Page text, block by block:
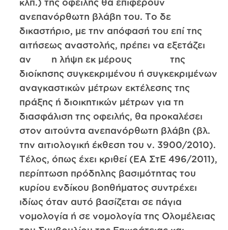
κλπ.) της οφειλής θα επιφέρουν
ανεπανόρθωτη βλάβη του. Το δε
δικαστήριο, με την απόφασή του επί της
αιτήσεως αναστολής, πρέπει να εξετάζει
αν η λήψη εκ μέρους της
διοίκησης συγκεκριμένου ή συγκεκριμένων
αναγκαστικών μέτρων εκτέλεσης της
πράξης ή διοικητικών μέτρων για τη
διασφάλιση της οφειλής, θα προκαλέσει
στον αιτούντα ανεπανόρθωτη βλάβη (βλ.
την αιτιολογική έκθεση του ν. 3900/2010).
Τέλος, όπως έχει κριθεί (ΕΑ ΣτΕ 496/2011),
περίπτωση πρόδηλης βασιμότητας του
κυρίου ενδίκου βοηθήματος συντρέχει
ιδίως όταν αυτό βασίζεται σε πάγια
νομολογία ή σε νομολογία της Ολομέλειας